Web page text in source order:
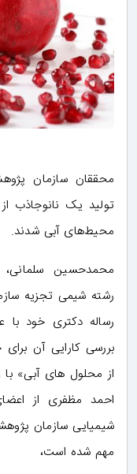
محققان سازمان
تولید یک نانوجاذب
محیط‌های آبی شدند.
محمدحسین
رشته شیمی تجزیه
رساله دکتری خود با
بررسی کارایی آن
از محلول های آبی»
احمد مظفری از
شیمیایی سازمان
مهم شده است،